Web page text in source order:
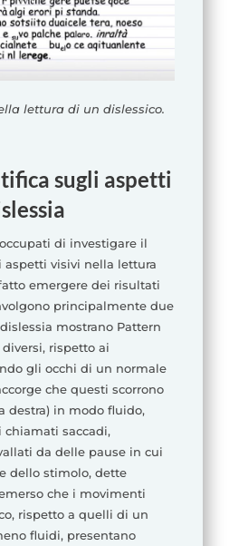
lettura di un dislessico.
sugli aspetti
di investigare il
visivi nella lettura
emergere dei risultati
principalmente due
mostrano Pattern
rispetto ai
gli occhi di un normale
che questi scorrono
destra) in modo fluido,
saccadi,
da delle pause in cui
dello stimolo, dette
che i movimenti
rispetto a quelli di un
fluidi, presentano